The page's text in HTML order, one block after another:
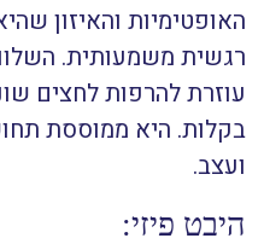
האופטימיות והאיזון
רגשית משמעותית.
עוזרת להרפות לחצים
בקלות. היא ממוססת
ועצב.
היבט פיזי: